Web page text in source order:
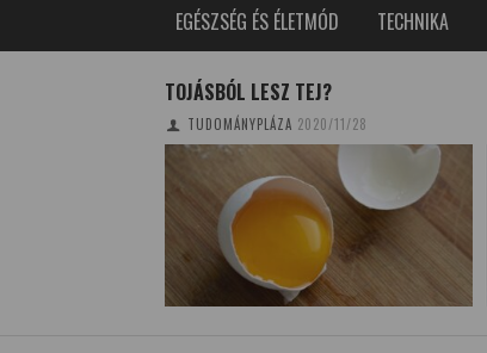
EGÉSZSÉG ÉS ÉLETMÓD TECHNIKA
TOJÁSBÓL LESZ TEJ?
TUDOMÁNYPLÁZA 2020/11/28